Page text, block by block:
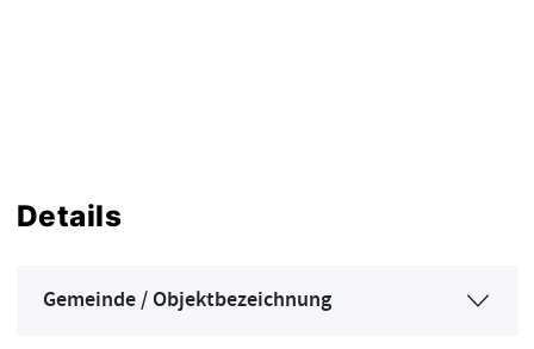
Details
Gemeinde / Objektbezeichnung